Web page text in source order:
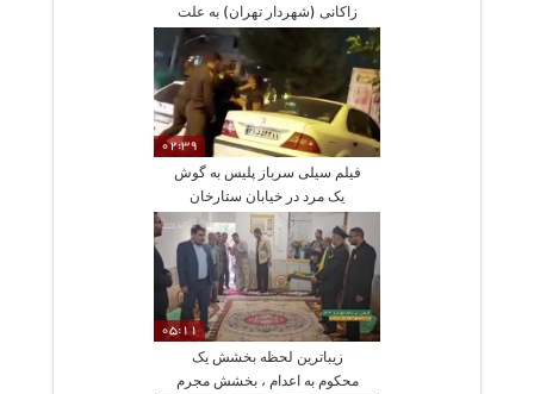
زاکانی (شهردار تهران) به علت
خرید اسلحه
02:39
فیلم سیلی سرباز پلیس به گوش
یک مرد در خیابان ستارخان
05:11
زیباترین لحظه بخشش یک
محکوم به اعدام ، بخشش مجرم